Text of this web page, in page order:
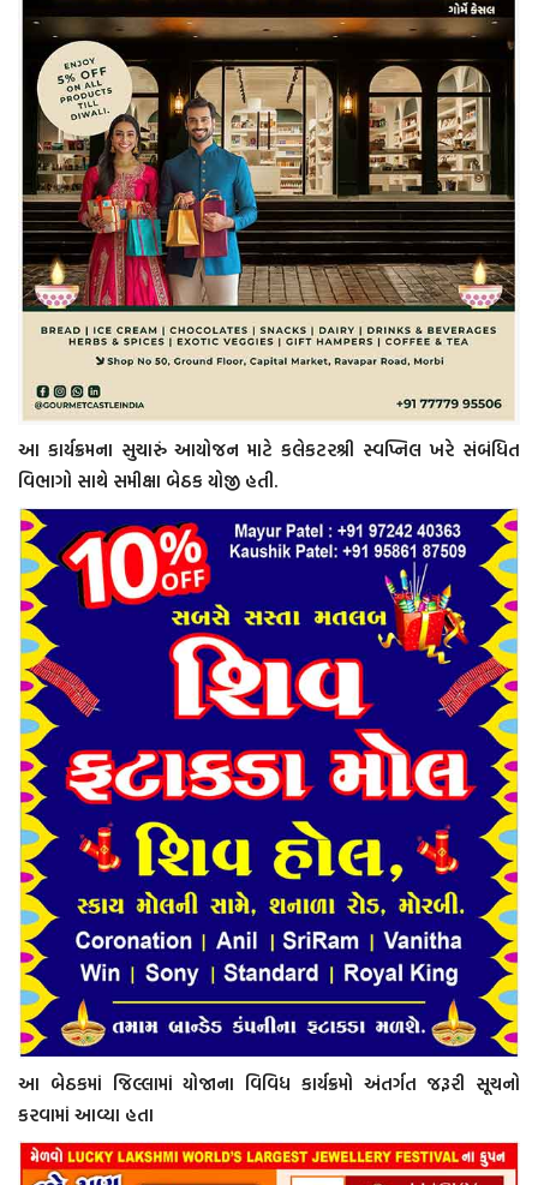
આ કાર્યક્રમના સુચારું આયોજન માટે કલેકટરશ્રી સ્વપ્નિલ ખરે સંબંધિત
વિભાગો સાથે સમીક્ષા બેઠક યોજી હતી.
આ બેઠકમાં જિલ્લામાં યોજાના વિવિધ કાર્યક્રમો અંતર્ગત જરૂરી સૂચનો
કરવામાં આવ્યા હતા